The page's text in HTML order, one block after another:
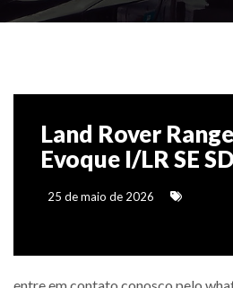
Land Rover
Evoque I/LR SE
25 de maio de 2026